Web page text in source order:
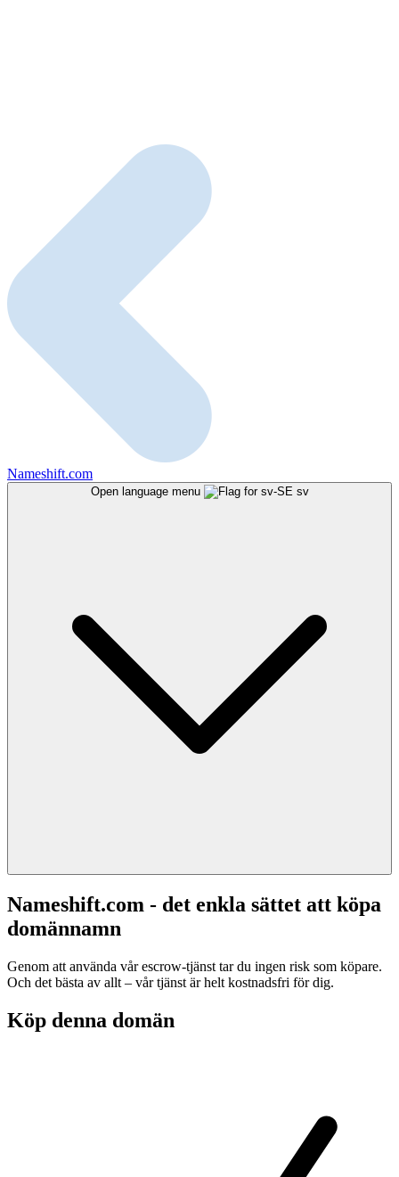
Nameshift.com
Open language menu sv
Nameshift.com - det enkla sättet att köpa
domännamn
Genom att använda vår escrow-tjänst tar du ingen risk som köpare.
Och det bästa av allt – vår tjänst är helt kostnadsfri för dig.
Köp denna domän